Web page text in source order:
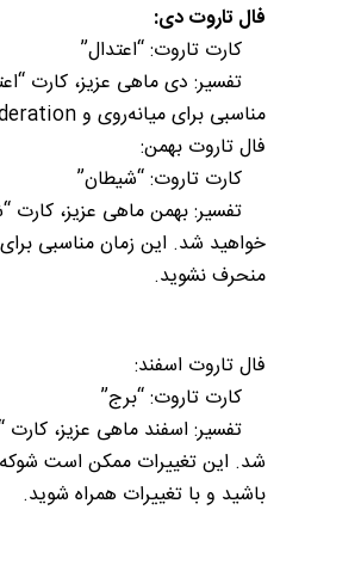
فال تاروت دی:
کارت تاروت: “اعتدال”
تفسیر: دی ماهی عزیز، کارت
مناسبی برای میانه‌روی و moderation است. از افراط و تفریط دوری کنید و به خودتان آرامش بدهید.
فال تاروت بهمن:
کارت تاروت: “شیطان”
خواهید شد. این زمان مناسبی
منحرف نشوید.
فال تاروت اسفند:
کارت تاروت: “برج”
تفسیر: اسفند ماهی عزیز، کارت
شد. این تغییرات ممکن است
باشید و با تغییرات همراه شوید.